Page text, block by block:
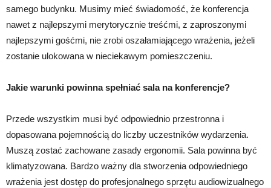
samego budynku. Musimy mieć świadomość, że konferencja
nawet z najlepszymi merytorycznie treśćmi, z zaproszonymi
najlepszymi gośćmi, nie zrobi oszałamiającego wrażenia, jeżeli
zostanie ulokowana w nieciekawym pomieszczeniu.
Jakie warunki powinna spełniać sala na konferencje?
Przede wszystkim musi być odpowiednio przestronna i
dopasowana pojemnością do liczby uczestników wydarzenia.
Muszą zostać zachowane zasady ergonomii. Sala powinna być
klimatyzowana. Bardzo ważny dla stworzenia odpowiedniego
wrażenia jest dostęp do profesjonalnego sprzętu audiowizualnego